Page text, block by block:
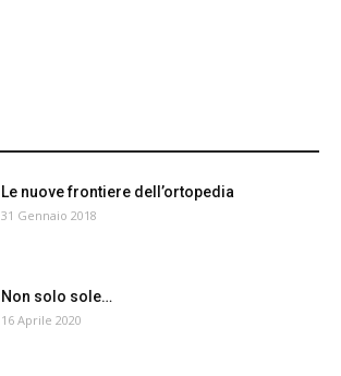
Le nuove frontiere dell’ortopedia
31 Gennaio 2018
Non solo sole…
16 Aprile 2020